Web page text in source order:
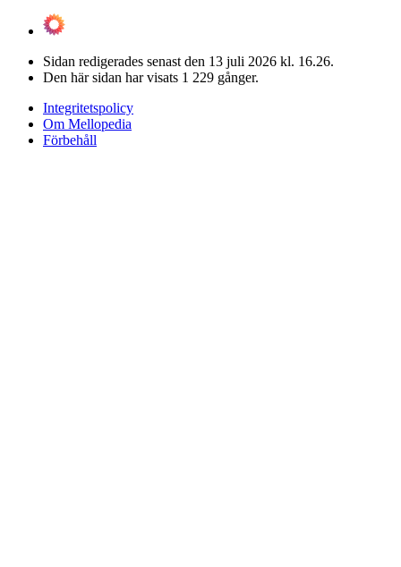
Sidan redigerades senast den 13 juli 2026 kl. 16.26.
Den här sidan har visats 1 229 gånger.
Integritetspolicy
Om Mellopedia
Förbehåll